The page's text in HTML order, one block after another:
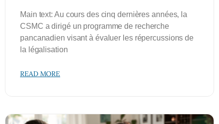
Main text: Au cours des cinq dernières années, la
CSMC a dirigé un programme de recherche
pancanadien visant à évaluer les répercussions de
la légalisation
READ MORE